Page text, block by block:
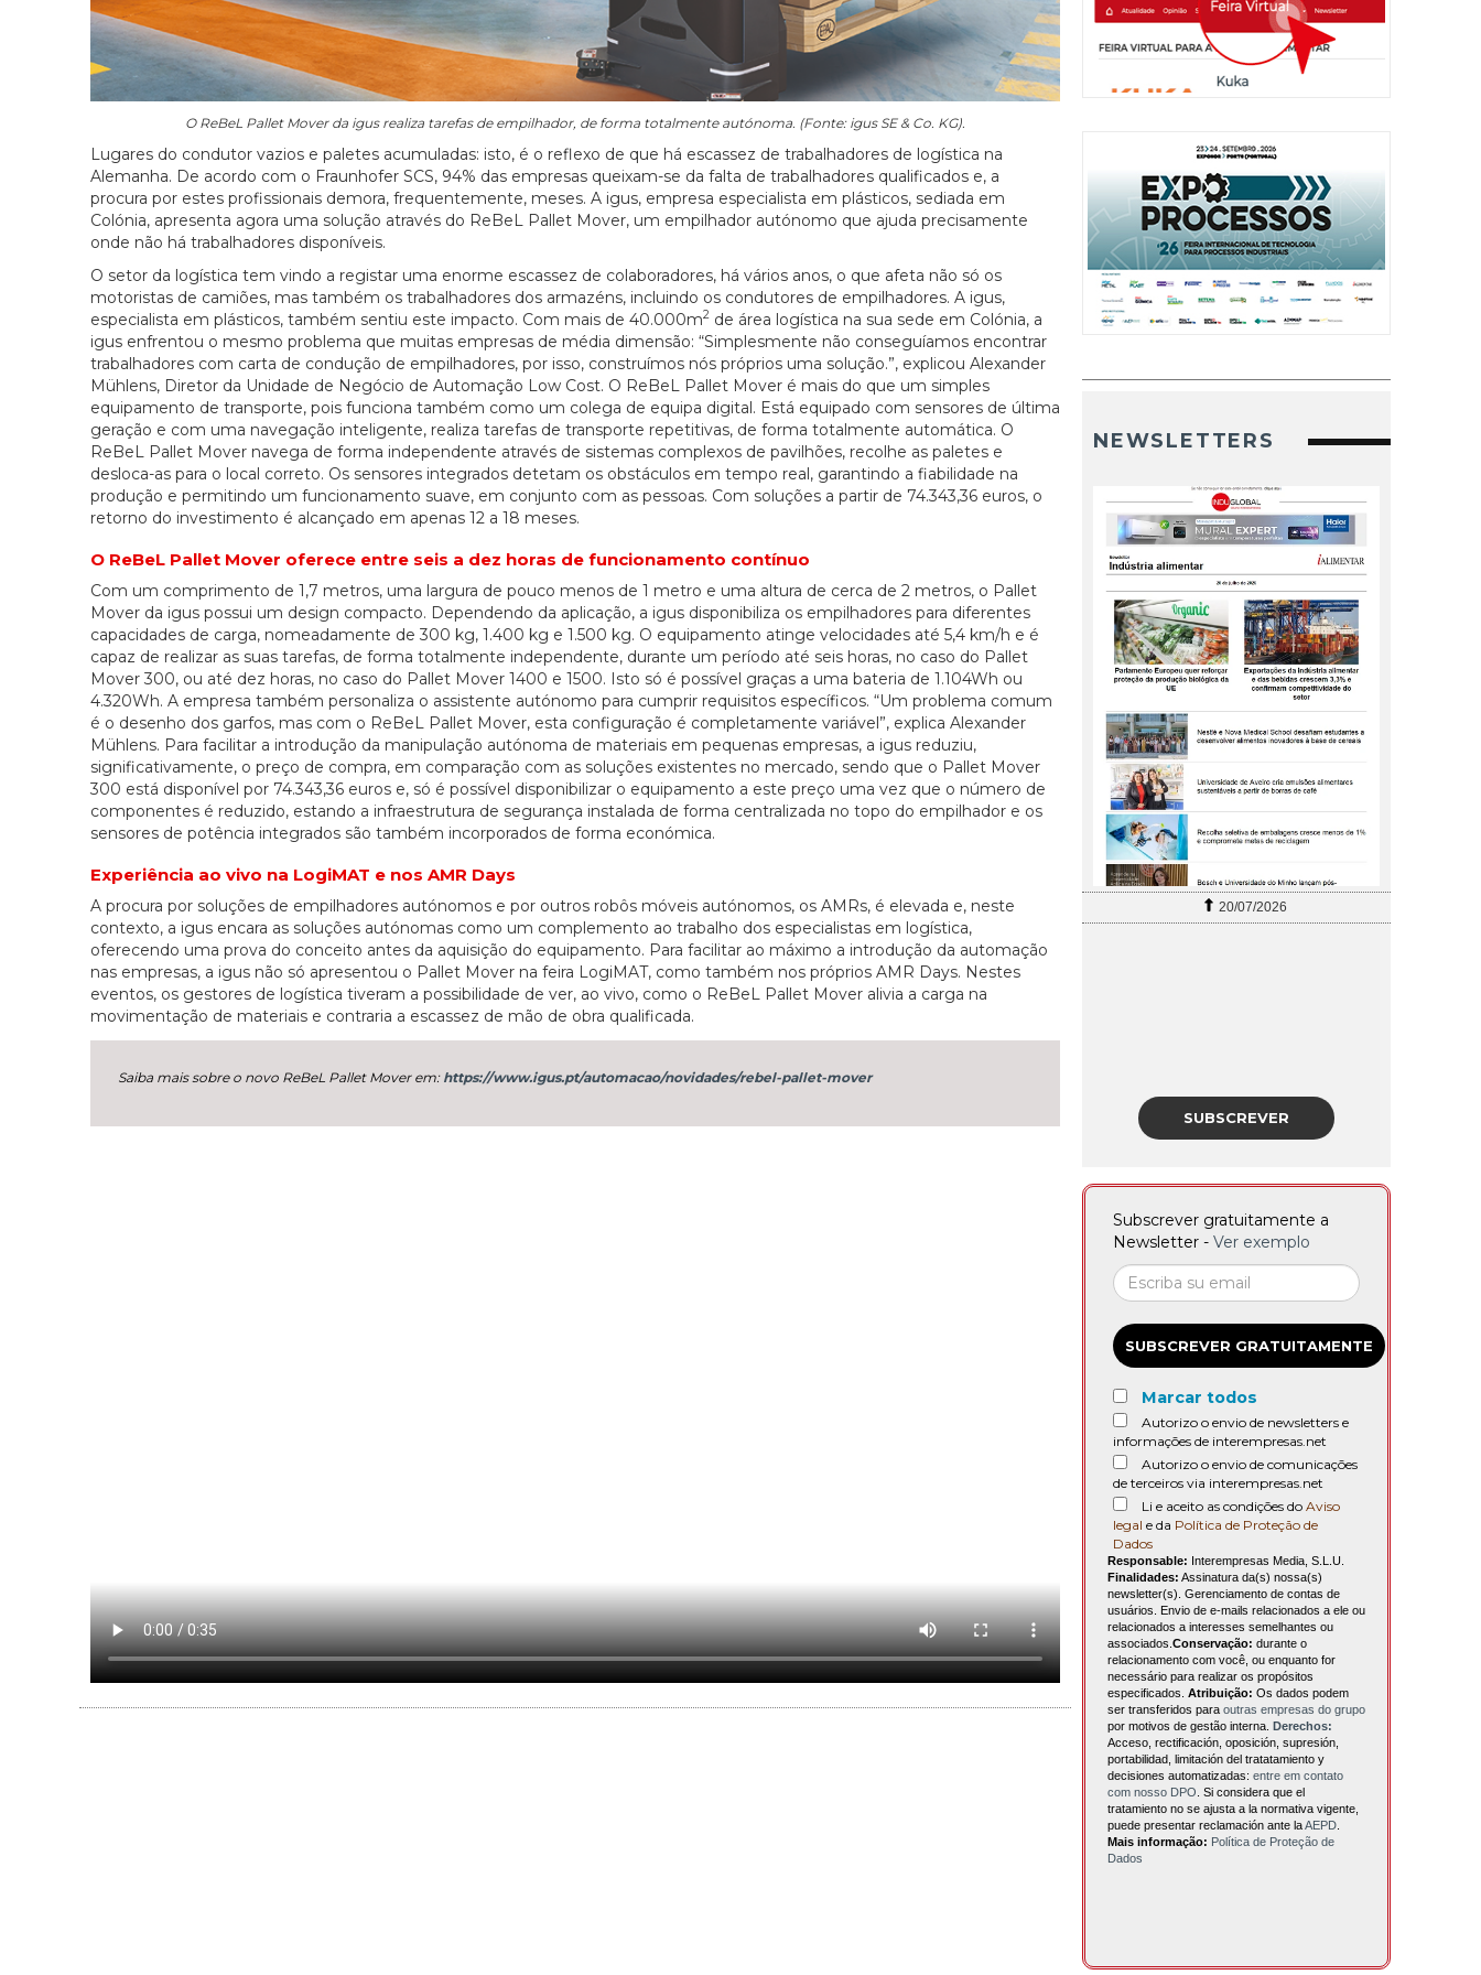
O ReBeL Pallet Mover da igus realiza tarefas de empilhador, de forma totalmente autónoma. (Fonte: igus SE & Co. KG).
Lugares do condutor vazios e paletes acumuladas: isto, é o reflexo de que há escassez de trabalhadores de logística na
Alemanha. De acordo com o Fraunhofer SCS, 94% das empresas queixam-se da falta de trabalhadores qualificados e, a
procura por estes profissionais demora, frequentemente, meses. A igus, empresa especialista em plásticos, sediada em
Colónia, apresenta agora uma solução através do ReBeL Pallet Mover, um empilhador autónomo que ajuda precisamente
onde não há trabalhadores disponíveis.
O setor da logística tem vindo a registar uma enorme escassez de colaboradores, há vários anos, o que afeta não só os
motoristas de camiões, mas também os trabalhadores dos armazéns, incluindo os condutores de empilhadores. A igus,
especialista em plásticos, também sentiu este impacto. Com mais de 40.000m2 de área logística na sua sede em Colónia, a
igus enfrentou o mesmo problema que muitas empresas de média dimensão: “Simplesmente não conseguíamos encontrar
trabalhadores com carta de condução de empilhadores, por isso, construímos nós próprios uma solução.”, explicou Alexander
Mühlens, Diretor da Unidade de Negócio de Automação Low Cost. O ReBeL Pallet Mover é mais do que um simples
equipamento de transporte, pois funciona também como um colega de equipa digital. Está equipado com sensores de última
geração e com uma navegação inteligente, realiza tarefas de transporte repetitivas, de forma totalmente automática. O
ReBeL Pallet Mover navega de forma independente através de sistemas complexos de pavilhões, recolhe as paletes e
desloca-as para o local correto. Os sensores integrados detetam os obstáculos em tempo real, garantindo a fiabilidade na
produção e permitindo um funcionamento suave, em conjunto com as pessoas. Com soluções a partir de 74.343,36 euros, o
retorno do investimento é alcançado em apenas 12 a 18 meses.
O ReBeL Pallet Mover oferece entre seis a dez horas de funcionamento contínuo
Com um comprimento de 1,7 metros, uma largura de pouco menos de 1 metro e uma altura de cerca de 2 metros, o Pallet
Mover da igus possui um design compacto. Dependendo da aplicação, a igus disponibiliza os empilhadores para diferentes
capacidades de carga, nomeadamente de 300 kg, 1.400 kg e 1.500 kg. O equipamento atinge velocidades até 5,4 km/h e é
capaz de realizar as suas tarefas, de forma totalmente independente, durante um período até seis horas, no caso do Pallet
Mover 300, ou até dez horas, no caso do Pallet Mover 1400 e 1500. Isto só é possível graças a uma bateria de 1.104Wh ou
4.320Wh. A empresa também personaliza o assistente autónomo para cumprir requisitos específicos. “Um problema comum
é o desenho dos garfos, mas com o ReBeL Pallet Mover, esta configuração é completamente variável”, explica Alexander
Mühlens. Para facilitar a introdução da manipulação autónoma de materiais em pequenas empresas, a igus reduziu,
significativamente, o preço de compra, em comparação com as soluções existentes no mercado, sendo que o Pallet Mover
300 está disponível por 74.343,36 euros e, só é possível disponibilizar o equipamento a este preço uma vez que o número de
componentes é reduzido, estando a infraestrutura de segurança instalada de forma centralizada no topo do empilhador e os
sensores de potência integrados são também incorporados de forma económica.
Experiência ao vivo na LogiMAT e nos AMR Days
A procura por soluções de empilhadores autónomos e por outros robôs móveis autónomos, os AMRs, é elevada e, neste
contexto, a igus encara as soluções autónomas como um complemento ao trabalho dos especialistas em logística,
oferecendo uma prova do conceito antes da aquisição do equipamento. Para facilitar ao máximo a introdução da automação
nas empresas, a igus não só apresentou o Pallet Mover na feira LogiMAT, como também nos próprios AMR Days. Nestes
eventos, os gestores de logística tiveram a possibilidade de ver, ao vivo, como o ReBeL Pallet Mover alivia a carga na
movimentação de materiais e contraria a escassez de mão de obra qualificada.
Saiba mais sobre o novo ReBeL Pallet Mover em: https://www.igus.pt/automacao/novidades/rebel-pallet-mover
NEWSLETTERS
20/07/2026 20/07/2026
SUBSCREVER
Subscrever gratuitamente a
Newsletter - Ver exemplo
SUBSCREVER GRATUITAMENTE
Marcar todos
Autorizo o envio de newsletters e
informações de interempresas.net
Autorizo o envio de comunicações
de terceiros via interempresas.net
Li e aceito as condições do Aviso
legal e da Política de Proteção de
Dados
Responsable: Interempresas Media, S.L.U.
Finalidades: Assinatura da(s) nossa(s)
newsletter(s). Gerenciamento de contas de
usuários. Envio de e-mails relacionados a ele ou
relacionados a interesses semelhantes ou
associados. Conservação: durante o
relacionamento com você, ou enquanto for
necessário para realizar os propósitos
especificados. Atribuição: Os dados podem
ser transferidos para outras empresas do grupo
por motivos de gestão interna.
Derechos:
Acceso, rectificación, oposición, supresión,
portabilidad, limitación del tratatamiento y
decisiones automatizadas: entre em contato
com nosso DPO . Si considera que el
tratamiento no se ajusta a la normativa vigente,
puede presentar reclamación ante laAEPD
Mais informação: Política de Proteção de
Dados